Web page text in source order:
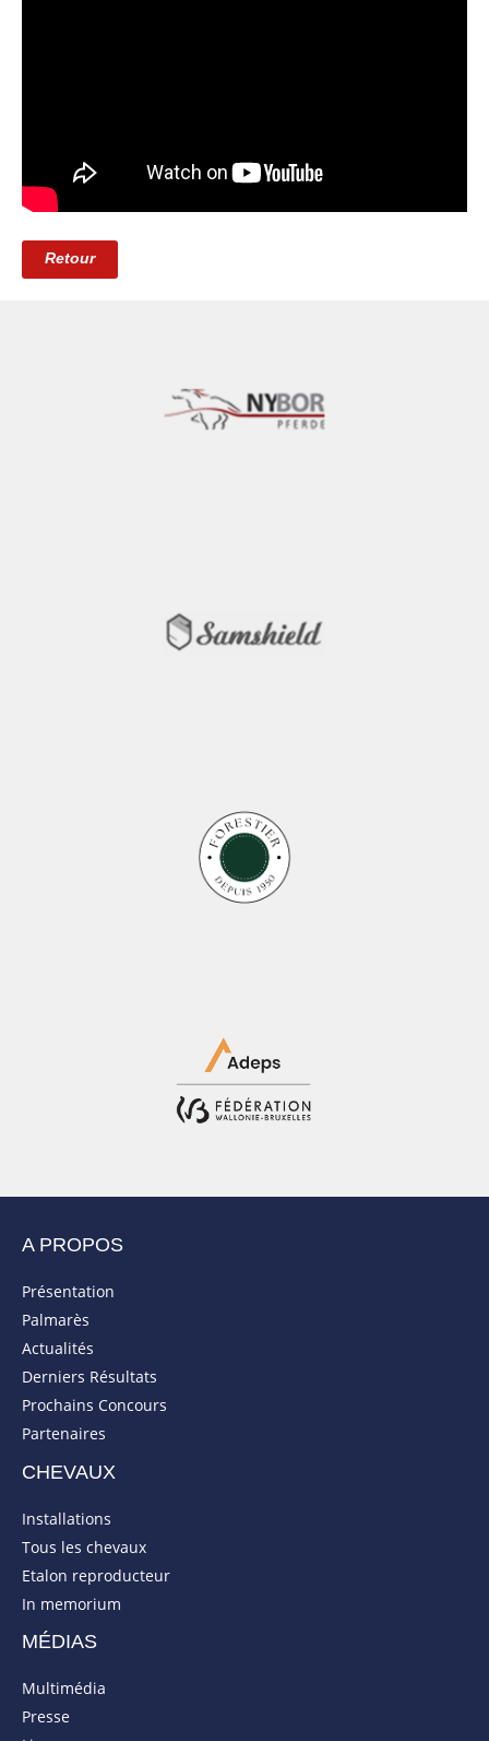
Retour
A PROPOS
Présentation
Palmarès
Actualités
Derniers Résultats
Prochains Concours
Partenaires
CHEVAUX
Installations
Tous les chevaux
Etalon reproducteur
In memorium
MÉDIAS
Multimédia
Presse